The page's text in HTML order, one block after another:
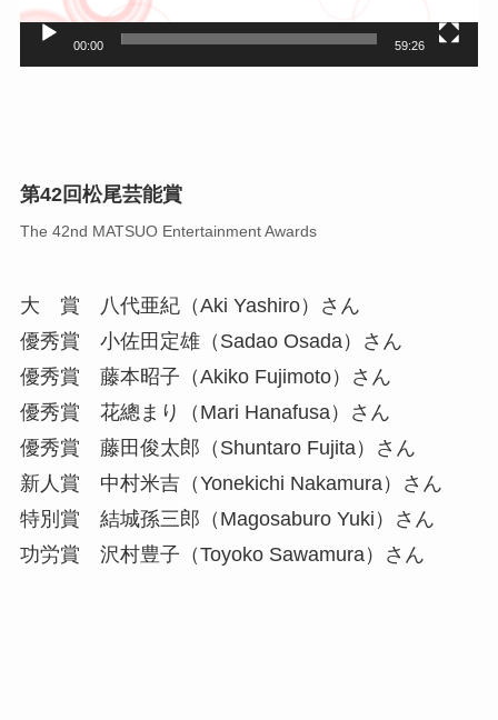
00:00 59:26
第42回松尾芸能賞
The 42nd MATSUO Entertainment Awards
大 賞 八代亜紀（Aki Yashiro）さん
優秀賞 小佐田定雄（Sadao Osada）さん
優秀賞 藤本昭子（Akiko Fujimoto）さん
優秀賞 花總まり（Mari Hanafusa）さん
優秀賞 藤田俊太郎（Shuntaro Fujita）さん
新人賞 中村米吉（Yonekichi Nakamura）さん
特別賞 結城孫三郎（Magosaburo Yuki）さん
功労賞 沢村豊子（Toyoko Sawamura）さん